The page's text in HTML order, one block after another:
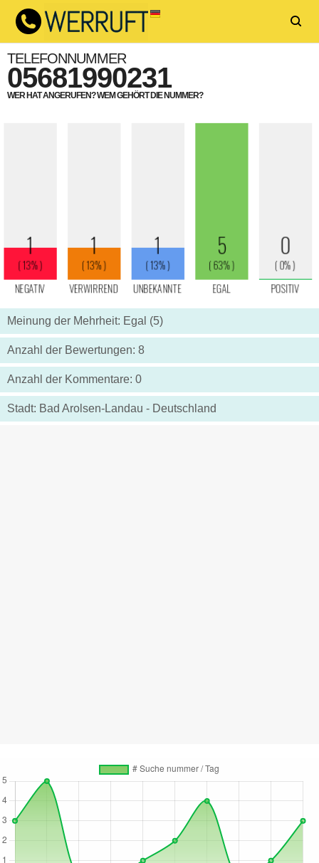
TELEFONNUMMER
05681990231
WER HAT ANGERUFEN? WEM GEHÖRT DIE NUMMER?
Meinung der Mehrheit: Egal (5)
Anzahl der Bewertungen: 8
Anzahl der Kommentare: 0
Stadt: Bad Arolsen-Landau - Deutschland